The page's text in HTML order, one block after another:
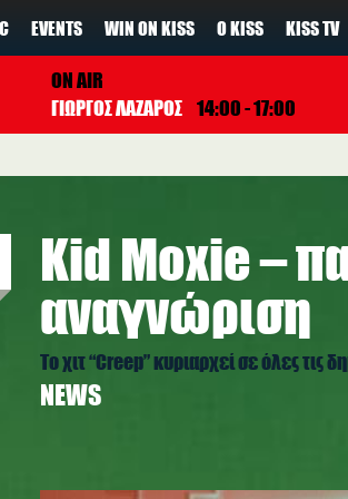
EVENTS WIN ON KISS Ο KISS KISS TV
ON AIR
ΓΙΩΡΓΟΣ ΛΑΖΑΡΟΣ 14:00 - 17:00
Kid Moxie –
αναγνώριση
Το χιτ “Creep” κυριαρχεί σε όλες τις
NEWS
kid_moxie_1.jpg